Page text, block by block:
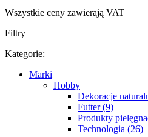
Wszystkie ceny zawierają VAT
Filtry
Kategorie:
Marki
Hobby
Dekoracje
Futter (9)
Produkty
Technologia (26)